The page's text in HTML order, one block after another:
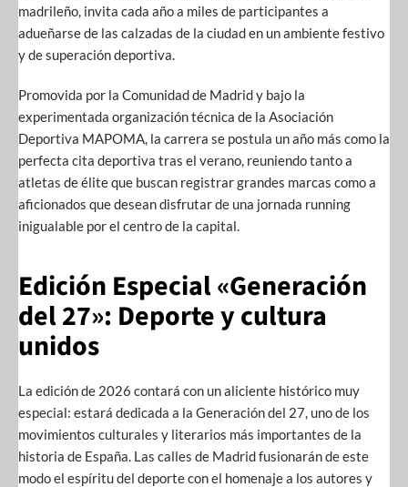
madrileño, invita cada año a miles de participantes a
adueñarse de las calzadas de la ciudad en un ambiente festivo
y de superación deportiva.
Promovida por la Comunidad de Madrid y bajo la
experimentada organización técnica de la Asociación
Deportiva MAPOMA, la carrera se postula un año más como la
perfecta cita deportiva tras el verano, reuniendo tanto a
atletas de élite que buscan registrar grandes marcas como a
aficionados que desean disfrutar de una jornada running
inigualable por el centro de la capital.
Edición Especial «Generación
del 27»: Deporte y cultura
unidos
La edición de 2026 contará con un aliciente histórico muy
especial: estará dedicada a la Generación del 27, uno de los
movimientos culturales y literarios más importantes de la
historia de España. Las calles de Madrid fusionarán de este
modo el espíritu del deporte con el homenaje a los autores y